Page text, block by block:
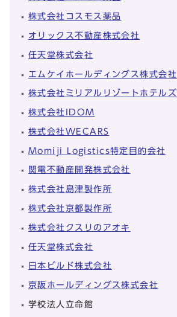
株式会社コスモス薬品
オリックス不動産株式会社
任天堂株式会社
エムケイホールディングス株式会社
株式会社ミリアルリゾートホテルズ
株式会社IDOM
株式会社WECARS
Momiji Logistics特定目的会社
関電不動産開発株式会社
株式会社島津製作所
株式会社京都製作所
株式会社クスリのアオキ
任天堂株式会社
日本ビルド株式会社
京阪ホールディングス株式会社
学校法人立命館